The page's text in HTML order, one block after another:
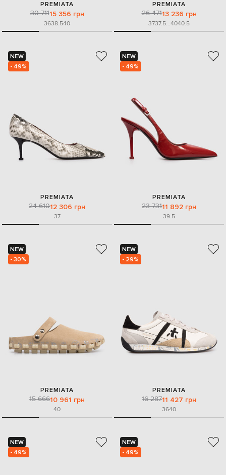
PREMIATA
30 71115 356 грн
3638.540
PREMIATA
26 47113 236 грн
3737.5...4040.5
NEW
- 49%
PREMIATA
24 61012 306 грн
37
NEW
- 49%
PREMIATA
23 73111 892 грн
39.5
NEW
- 30%
PREMIATA
15 66610 961 грн
40
NEW
- 29%
PREMIATA
16 28711 427 грн
3640
NEW
- 49%
NEW
- 49%